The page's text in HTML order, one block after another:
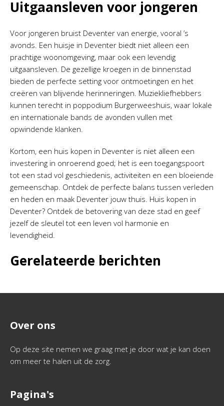
Uitgaansleven voor jongeren
Voor jongeren bruist Deventer van energie, vooral ’s
avonds. Een huisje in Deventer biedt niet alleen een
prachtige woonomgeving, maar ook een levendig
uitgaansleven. De gezellige kroegen in de binnenstad
bieden de perfecte setting voor ontmoetingen en het
creëren van blijvende herinneringen. Muziekliefhebbers
kunnen terecht in poppodium Burgerweeshuis, waar lokale
en internationale bands de avonden vullen met
opwindende klanken.
Kortom, een huis kopen in Deventer is niet alleen een
investering in onroerend goed; het is een toegangspoort
tot een stad vol geschiedenis, activiteiten en een bloeiende
gemeenschap. Ontdek de perfecte balans tussen verleden
en heden en maak Deventer jouw thuis. Huis kopen in
Deventer? Ontdek de betovering van deze stad en geef
jezelf de sleutel tot een leven vol harmonie en
levendigheid.
Gerelateerde berichten
Over ons
Op deze site nemen we graag met je door wat je kan doen
om meer te halen uit de zorg.
Pagina's